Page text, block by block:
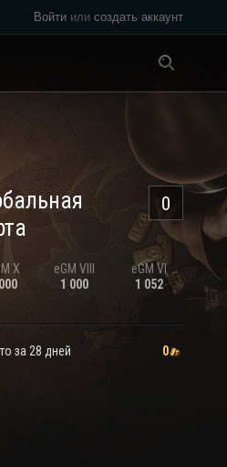
Войти или создать аккаунт
0
X
eGM VIII
1 000
eGM VI
1 052
за 28 дней 0